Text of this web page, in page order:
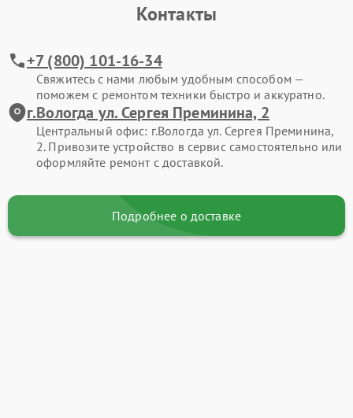
Контакты
+7 (800) 101-16-34
Свяжитесь с нами любым удобным способом —
поможем с ремонтом техники быстро и аккуратно.
г.Вологда ул. Сергея Преминина, 2
Центральный офис: г.Вологда ул. Сергея Преминина,
2. Привозите устройство в сервис самостоятельно или
оформляйте ремонт с доставкой.
Подробнее о доставке